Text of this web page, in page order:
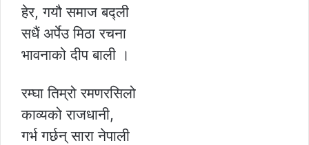
हेर, गयौ समाज बद्ली
सधैं अर्पेउ मिठा रचना
भावनाको दीप बाली ।
रम्घा तिम्रो रमणरसिलो
काव्यको राजधानी,
गर्भ गर्छन् सारा नेपाली